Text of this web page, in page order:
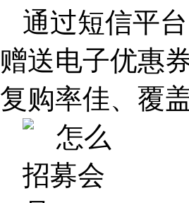
通过短信平
赠送电子优惠
复购率佳、覆